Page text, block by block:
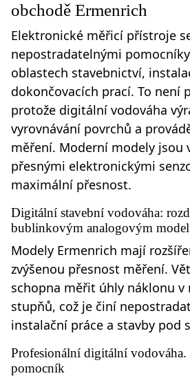
obchodě Ermenrich
Elektronické měřicí přístroje
nepostradatelnými
oblastech stavebnictví,
dokončovacích prací. To není
protože digitální vodováha
vyrovnávání povrchů a
měření. Moderní modely jsou
přesnými elektronickými
maximální přesnost.
Digitální stavební vodováha:
bublinkovým analogovým
Modely Ermenrich mají
zvýšenou přesnost měření.
schopna měřit úhly náklonu v
stupňů, což je činí
instalační práce a stavby pod
Profesionální digitální
pomocník